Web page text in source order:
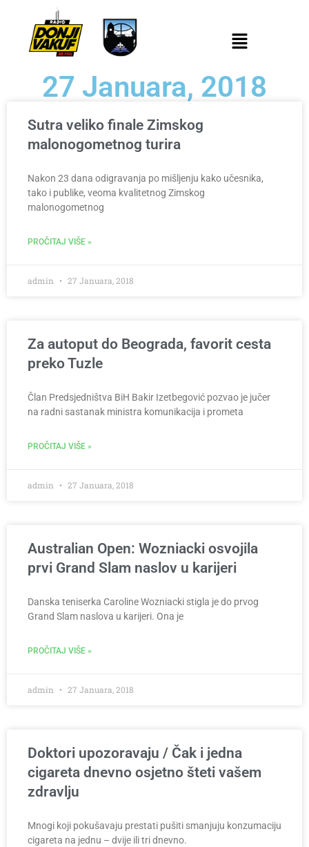
27 Januara, 2018
Sutra veliko finale Zimskog
malonogometnog turira
Nakon 23 dana odigravanja po mišljenju kako učesnika,
tako i publike, veoma kvalitetnog Zimskog
malonogometnog
PROČITAJ VIŠE »
admin 27 Januara, 2018
Za autoput do Beograda, favorit cesta
preko Tuzle
Član Predsjedništva BiH Bakir Izetbegović pozvao je jučer
na radni sastanak ministra komunikacija i prometa
PROČITAJ VIŠE »
admin 27 Januara, 2018
Australian Open: Wozniacki osvojila
prvi Grand Slam naslov u karijeri
Danska teniserka Caroline Wozniacki stigla je do prvog
Grand Slam naslova u karijeri. Ona je
PROČITAJ VIŠE »
admin 27 Januara, 2018
Doktori upozoravaju / Čak i jedna
cigareta dnevno osjetno šteti vašem
zdravlju
Mnogi koji pokušavaju prestati pušiti smanjuju konzumaciju
cigareta na jednu – dvije ili tri dnevno.